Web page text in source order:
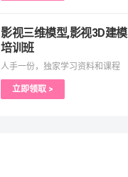
影视三维模型,影视3D建模
培训班
人手一份，独家学习资料和课程
立即领取 >